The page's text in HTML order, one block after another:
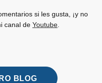
si les gusta, ¡y no
canal de Youtube
BLOG